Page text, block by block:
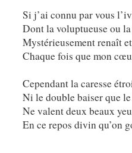
Si j’ai connu par vous
Dont la voluptueuse ou
Mystérieusement renaît
Chaque fois que mon
Cependant la caresse
Ni le double baiser que
Ne valent deux beaux
En ce repos divin qu’on